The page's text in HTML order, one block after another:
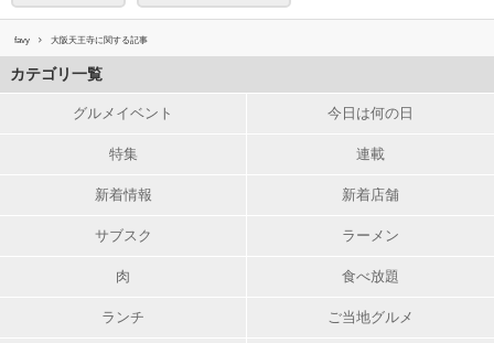
favy 大阪天王寺に関する記事
カテゴリ一覧
グルメイベント 今日は何の日
特集 連載
新着情報 新着店舗
サブスク ラーメン
肉 食べ放題
ランチ ご当地グルメ